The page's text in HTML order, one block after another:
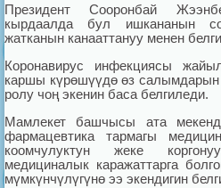
Президент Сооронбай
кырдаалда бул ишкананын
жатканын канааттануу менен
Коронавирус инфекциясы
каршы күрөшүүдө өз
ролу чоң экенин баса белгиледи.
Мамлекет башчысы ата
фармацевтика тармагы
коомчулуктун жеке
медициналык каражаттарга
мүмкүнчүлүгүнө ээ экендигин